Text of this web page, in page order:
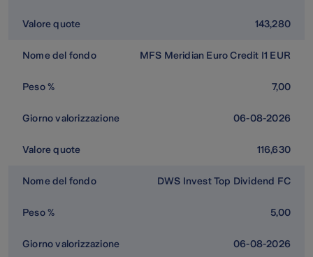
143,280
MFS Meridian Euro Credit I1 EUR
7,00
06-08-2026
116,630
DWS Invest Top Dividend FC
5,00
06-08-2026